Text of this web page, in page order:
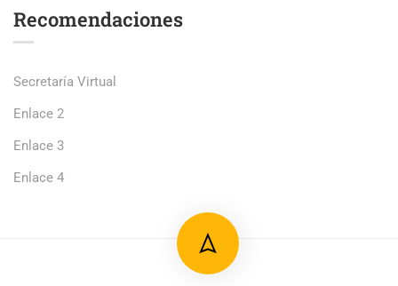
Recomendaciones
Secretaría Virtual
Enlace 2
Enlace 3
Enlace 4